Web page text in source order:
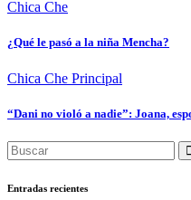
Chica Che
¿Qué le pasó a la niña Mencha?
Chica Che Principal
“Dani no violó a nadie”: Joana,
Entradas recientes